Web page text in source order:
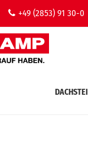
+49 (2853) 91 30-0